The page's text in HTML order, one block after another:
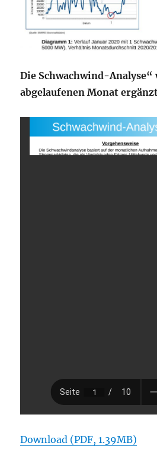
Die Schwachwind-Analyse“
abgelaufenen Monat
Download (PDF, 1.39MB)